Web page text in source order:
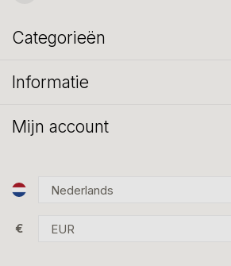
Categorieën
Informatie
Mijn account
€